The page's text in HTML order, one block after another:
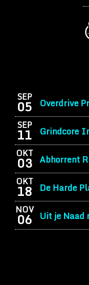
SEP
05 Overdrive
SEP
11 Grindcore
OKT
03 Abhorrent
OKT
18 De Harde
NOV
06 Uit je Naad